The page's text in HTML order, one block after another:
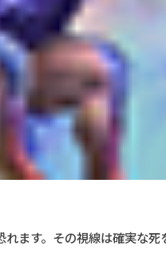
ます。その視線は確実な死